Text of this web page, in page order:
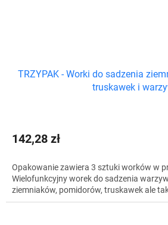
TRZYPAK - Worki do sadzenia
truskawek i
142,28 zł
Opakowanie zawiera 3 sztuki worków w
Wielofunkcyjny worek do sadzenia
ziemniaków, pomidorów, truskawek ale